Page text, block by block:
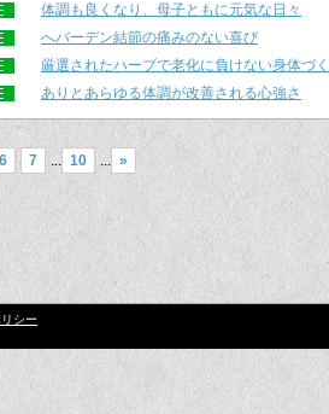
体調も良くなり、母子ともに元気な日々
へバーデン結節の痛みのない喜び
厳選されたハーブで老化に負けない身体づ
ありとあらゆる体調が改善される心強さ
6 7 ... 10 ... »
シー